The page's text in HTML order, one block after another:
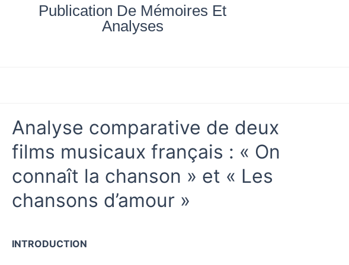
Publication De Mémoires Et
Analyses
Analyse comparative de deux
films musicaux français : « On
connaît la chanson » et « Les
chansons d’amour »
INTRODUCTION